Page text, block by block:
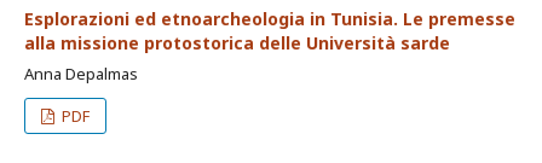
Esplorazioni ed etnoarcheologia in Tunisia. Le premesse
alla missione protostorica delle Università sarde
Anna Depalmas
PDF